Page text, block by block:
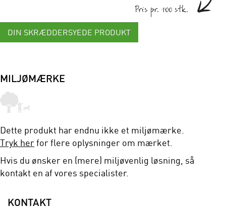
Pris pr. 100 stk.
DIN SKRÆDDERSYEDE PRODUKT
MILJØMÆRKE
Dette produkt har endnu ikke et miljømærke.
Tryk herfor flere oplysninger om mærket.
Hvis du ønsker en (mere) miljøvenlig løsning, så
kontakt en af vores specialister.
KONTAKT